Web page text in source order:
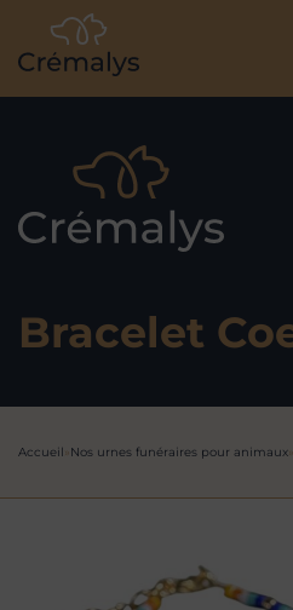
Bracelet
Accueil Nos urnes funéraires pour animaux